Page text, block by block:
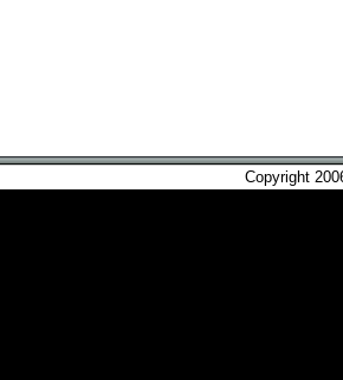
Copyright